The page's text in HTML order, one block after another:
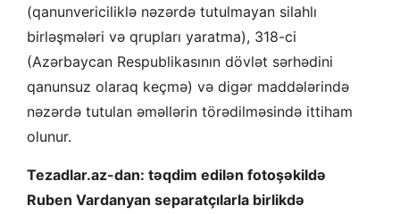
(qanunvericiliklə nəzərdə tutulmayan silahlı
birləşmələri və qrupları yaratma), 318-ci
(Azərbaycan Respublikasının dövlət sərhədini
qanunsuz olaraq keçmə) və digər maddələrində
nəzərdə tutulan əməllərin törədilməsində ittiham
olunur.
Tezadlar.az-dan: təqdim edilən fotoşəkildə
Ruben Vardanyan separatçılarla birlikdə